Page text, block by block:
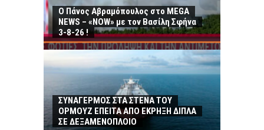
Ο Πάνος Αβραμόπουλος στο MEGA
NEWS – «NOW» με τον Βασίλη Σφήνα
3-8-26 !
ΣΥΝΑΓΕΡΜΟΣ ΣΤΑ ΣΤΕΝΑ ΤΟΥ
ΟΡΜΟΥΖ ΕΠΕΙΤΑ ΑΠΟ ΕΚΡΗΞΗ ΔΙΠΛΑ
ΣΕ ΔΕΞΑΜΕΝΟΠΛΟΙΟ